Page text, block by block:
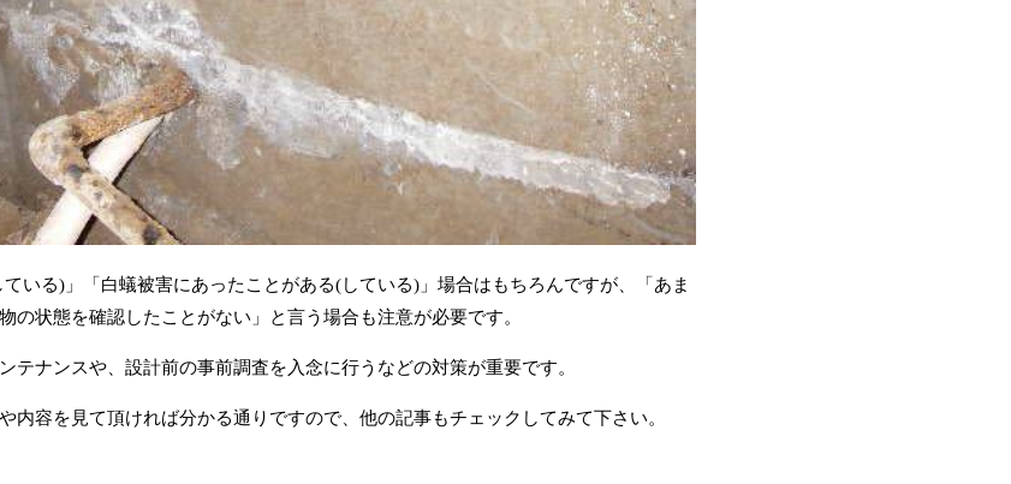
いる)」「白蟻被害にあったことがある(している)」場合はもちろんですが、「あま
の状態を確認したことがない」と言う場合も注意が必要です。
テナンスや、設計前の事前調査を入念に行うなどの対策が重要です。
内容を見て頂ければ分かる通りですので、他の記事もチェックしてみて下さい。